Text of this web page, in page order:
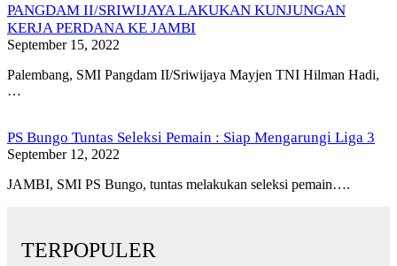
PANGDAM II/SRIWIJAYA LAKUKAN KUNJUNGAN
KERJA PERDANA KE JAMBI
September 15, 2022
Palembang, SMI Pangdam II/Sriwijaya Mayjen TNI Hilman Hadi,
…
PS Bungo Tuntas Seleksi Pemain : Siap Mengarungi Liga 3
September 12, 2022
JAMBI, SMI PS Bungo, tuntas melakukan seleksi pemain….
TERPOPULER